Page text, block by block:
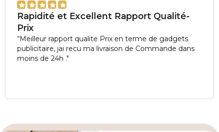
★ ★ ★ ★ ★
Rapidité et Excellent Rapport Qualité-
Prix
“Meilleur rapport qualite Prix en terme de gadgets
publicitaire, jai recu ma livraison de Commande dans
moins de 24h ."